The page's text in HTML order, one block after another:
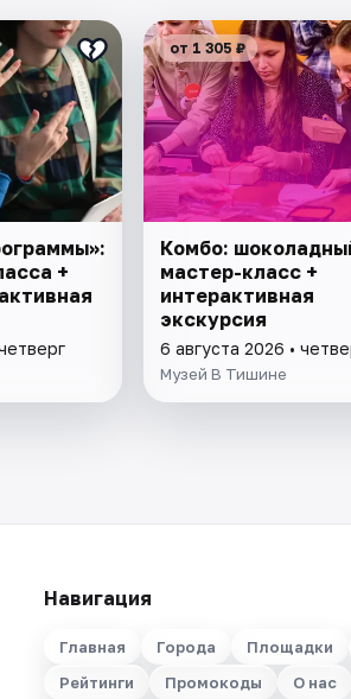
+
от 1 305 ₽
Комбо:
мастер-класс +
интерактивная
экскурсия
6 августа 2026 •
Музей В Тишине
Навигация
Главная Города Площадки
Рейтинги
Промокоды О нас